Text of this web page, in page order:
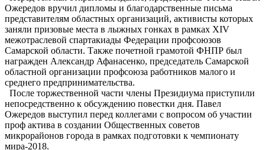
Ожередов вручил дипломы и благодарственные письма
представителям областных организаций, активисты которых
заняли призовые места в лыжных гонках в рамках XIV
межотраслевой спартакиады Федерации профсоюзов
Самарской области. Также почетной грамотой ФНПР был
награжден Александр Афанасенко, председатель Самарской
областной организации профсоюза работников малого и
среднего предпринимательства.
После торжественной части члены Президиума приступили
непосредственно к обсуждению повестки дня. Павел
Ожередов выступил перед коллегами с вопросом об участии
проф актива в создании Общественных советов
микрорайонов города в рамках подготовки к чемпионату
мира-2018.